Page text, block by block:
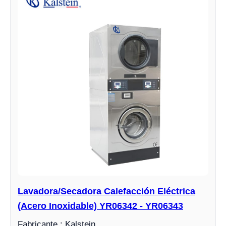
Lavadora/Secadora Calefacción Eléctrica
(Acero Inoxidable) YR06342 - YR06343